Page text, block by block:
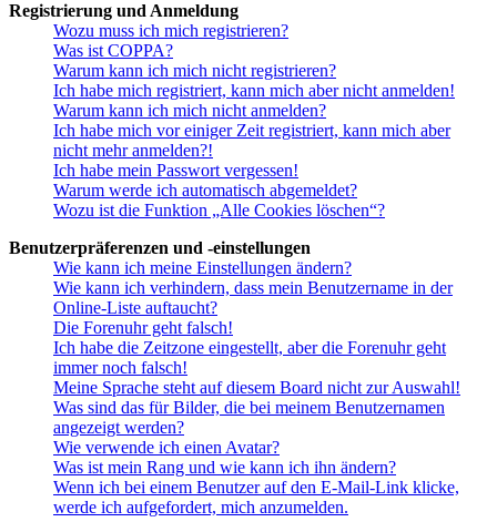
Registrierung und Anmeldung
Wozu muss ich mich registrieren?
Was ist COPPA?
Warum kann ich mich nicht registrieren?
Ich habe mich registriert, kann mich aber nicht anmelden!
Warum kann ich mich nicht anmelden?
Ich habe mich vor einiger Zeit registriert, kann mich aber
nicht mehr anmelden?!
Ich habe mein Passwort vergessen!
Warum werde ich automatisch abgemeldet?
Wozu ist die Funktion „Alle Cookies löschen“?
Benutzerpräferenzen und -einstellungen
Wie kann ich meine Einstellungen ändern?
Wie kann ich verhindern, dass mein Benutzername in der
Online-Liste auftaucht?
Die Forenuhr geht falsch!
Ich habe die Zeitzone eingestellt, aber die Forenuhr geht
immer noch falsch!
Meine Sprache steht auf diesem Board nicht zur Auswahl!
Was sind das für Bilder, die bei meinem Benutzernamen
angezeigt werden?
Wie verwende ich einen Avatar?
Was ist mein Rang und wie kann ich ihn ändern?
Wenn ich bei einem Benutzer auf den E-Mail-Link klicke,
werde ich aufgefordert, mich anzumelden.